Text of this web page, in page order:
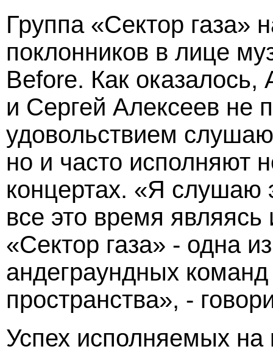
Группа «Сектор газа»
поклонников в лице
Before. Как оказалось,
и Сергей Алексеев не
удовольствием
но и часто исполняют
концертах. «Я слушаю
все это время
«Сектор газа» - одна
андеграундных команд
пространства», -
Успех исполняемых на